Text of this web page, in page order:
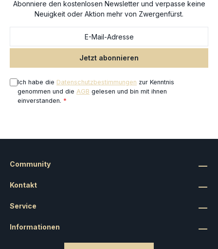
Abonniere den kostenlosen Newsletter und verpasse keine
Neuigkeit oder Aktion mehr von Zwergenfürst.
Jetzt abonnieren
Ich habe die Datenschutzbestimmungen zur Kenntnis
genommen und die AGB gelesen und bin mit ihnen
einverstanden. *
Kontakt
Service
Informationen
Community